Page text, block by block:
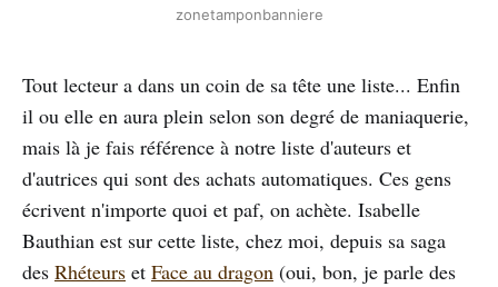
zonetamponbanniere
Tout lecteur a dans un coin de sa tête une liste... Enfin
il ou elle en aura plein selon son degré de maniaquerie,
mais là je fais référence à notre liste d'auteurs et
d'autrices qui sont des achats automatiques. Ces gens
écrivent n'importe quoi et paf, on achète. Isabelle
Bauthian est sur cette liste, chez moi, depuis sa saga
des Rhéteurs et Face au dragon (oui, bon, je parle des